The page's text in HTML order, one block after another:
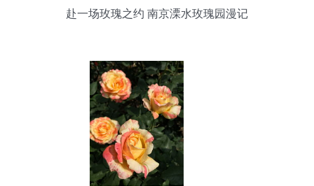
赴一场玫瑰之约 南京溧水玫瑰园漫记